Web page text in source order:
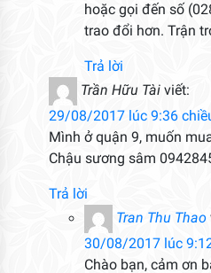
hoặc gọi đến số
trao đổi hơn. Trận
Trả lời
Trần Hữu Tài viết:
29/08/2017 lúc 9:36
Mình ở quận 9, muốn
Chậu sương sâm
Trả lời
Tran Thu Thao
30/08/2017 lúc
Chào bạn, cảm ơn